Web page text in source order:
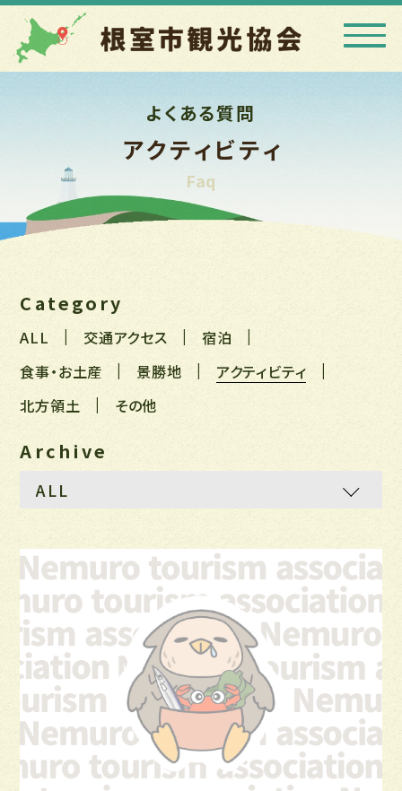
よくある質問
アクティビティ
Faq
Category
ALL 交通アクセス
宿泊
食事・お土産
景勝地
アクティビティ
北方領土
その他
Archive